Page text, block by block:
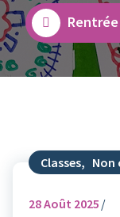
Classes, Non
28Août 2025